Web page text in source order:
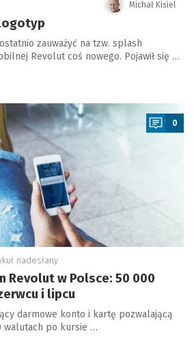
Michał Kisiel
zauważyć na tzw. splash
Revolut coś nowego. Pojawił się …
0
nadesłany
Revolut w Polsce: 50 000
i lipcu
darmowe konto i kartę pozwalającą
walutach po kursie …